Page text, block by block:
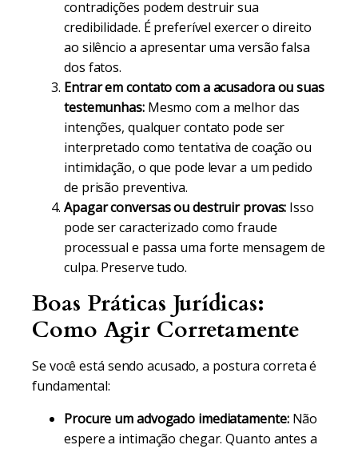
contradições podem destruir sua
credibilidade. É preferível exercer o direito
ao silêncio a apresentar uma versão falsa
dos fatos.
Entrar em contato com a acusadora ou suas
testemunhas:Mesmo com a melhor das
intenções, qualquer contato pode ser
interpretado como tentativa de coação ou
intimidação, o que pode levar a um pedido
de prisão preventiva.
Apagar conversas ou destruir provas: Isso
pode ser caracterizado como fraude
processual e passa uma forte mensagem de
culpa. Preserve tudo.
Boas Práticas Jurídicas:
Como Agir Corretamente
Se você está sendo acusado, a postura correta é
fundamental:
Procure um advogado imediatamente:Não
espere a intimação chegar. Quanto antes a